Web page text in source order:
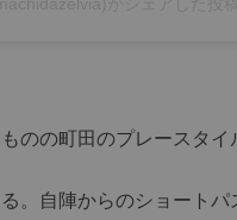
のの町田のプレースタイ
。自陣からのショート